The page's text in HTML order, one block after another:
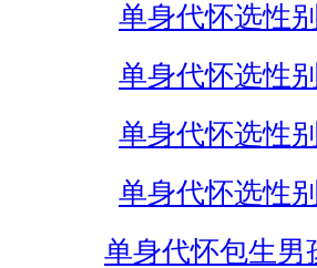
单身代怀选性
单身代怀选性
单身代怀选性
单身代怀选性
单身代怀包生男